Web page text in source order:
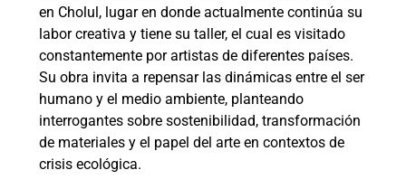
en Cholul, lugar en donde actualmente continúa su
labor creativa y tiene su taller, el cual es visitado
constantemente por artistas de diferentes países.
Su obra invita a repensar las dinámicas entre el ser
humano y el medio ambiente, planteando
interrogantes sobre sostenibilidad, transformación
de materiales y el papel del arte en contextos de
crisis ecológica.